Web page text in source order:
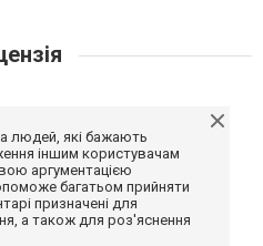
людей, які бажають
іншим користувачам
аргументацією
багатьом прийняти
призначені для
а також для роз'яснення